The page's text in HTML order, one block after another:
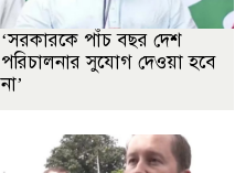
‘সরকারকে পাঁচ বছর দেশ
পরিচালনার সুযোগ দেওয়া হবে
না’